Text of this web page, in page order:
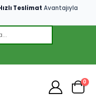
Teslimat Avantajıyla
0